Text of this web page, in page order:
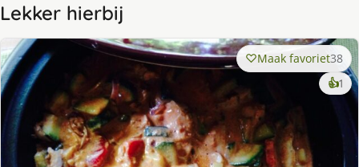
Lekker hierbij
Maak favoriet38
👍1